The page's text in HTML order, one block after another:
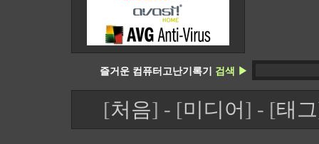
즐거운 컴퓨터고난기록기 검색 ▶
[처음] - [미디어] - [태그